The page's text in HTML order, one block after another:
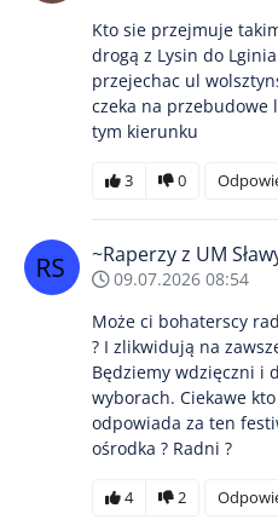
Kto sie przejmuje
drogą z Lysin do
przejechac ul
czeka na
tym kierunku
3 0
~Raperzy z UM
09.07.2026 08:54
Może ci bohaterscy
? I zlikwidują na
Będziemy wdzięczni i
wyborach. Ciekawe kto
odpowiada za ten
ośrodka ? Radni ?
4 2